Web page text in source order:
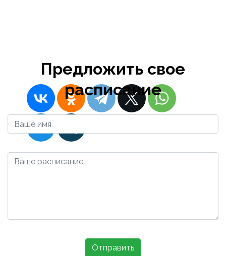
Предложить свое
расписание
Отправить